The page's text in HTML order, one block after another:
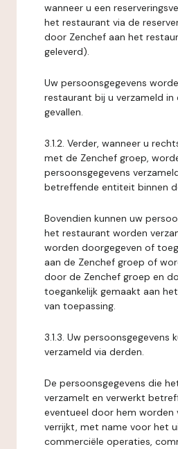
wanneer u een
het restaurant via de
door Zenchef aan het
geleverd).
Uw persoonsgegevens
restaurant bij u verzameld
gevallen.
3.1.2. Verder, wanneer u
met de Zenchef groep,
persoonsgegevens
betreffende entiteit binnen
Bovendien kunnen uw
het restaurant worden
worden doorgegeven of
aan de Zenchef groep of
door de Zenchef groep en
toegankelijk gemaakt aan
van toepassing.
3.1.3. Uw persoonsgegevens
verzameld via derden.
De persoonsgegevens die
verzamelt en verwerkt
eventueel door hem worden
verrijkt, met name voor het
commerciële operaties,